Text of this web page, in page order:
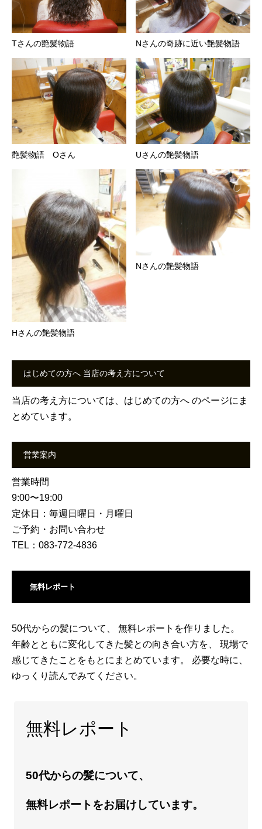
Tさんの艶髪物語 Nさんの奇跡に近い艶髪物語
艶髪物語 Oさん Uさんの艶髪物語
Hさんの艶髪物語
Nさんの艶髪物語
はじめての方へ 当店の考え方について
当店の考え方については、 はじめての方へ のページにま
とめています。
営業案内
営業時間
9:00〜19:00
定休日：毎週日曜日・月曜日
ご予約・お問い合わせ
TEL：083-772-4836
無料レポート
50代からの髪について、 無料レポートを作りました。
年齢とともに変化してきた髪との向き合い方を、 現場で
感じてきたことをもとにまとめています。 必要な時に、
ゆっくり読んでみてください。
無料レポート
50代からの髪について、
無料レポートをお届けしています。